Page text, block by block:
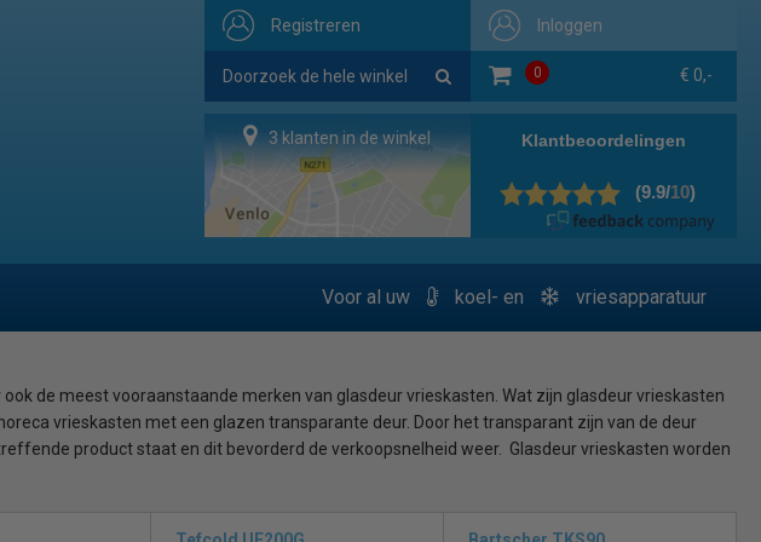
Inloggen
0 € 0,-
Registreren
3 klanten in de winkel
Voor al uw koel- en vriesapparatuur
de meest vooraanstaande merken van glasdeur vrieskasten. Wat zijn glasdeur vrieskasten
vrieskasten met een glazen transparante deur. Door het transparant zijn van de deur
product staat en dit bevorderd de verkoopsnelheid weer. Glasdeur vrieskasten worden
bakkerijen, patisserie, en in delicatessenwinkels.